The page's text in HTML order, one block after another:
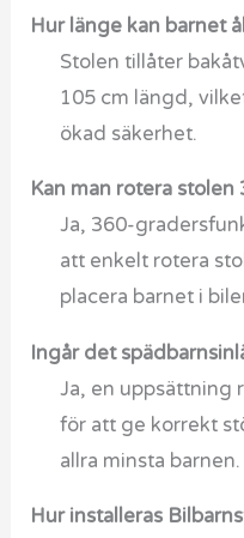
Hur länge kan barnet
Stolen tillåter
105 cm längd,
ökad säkerhet.
Kan man rotera
Ja, 360-
att enkelt rotera
placera barnet i
Ingår det
Ja, en uppsättning
för att ge korrekt
allra minsta barnen.
Hur installeras